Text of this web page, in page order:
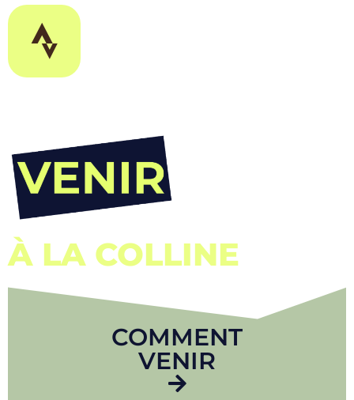
À LA COLLINE
COMMENT
VENIR